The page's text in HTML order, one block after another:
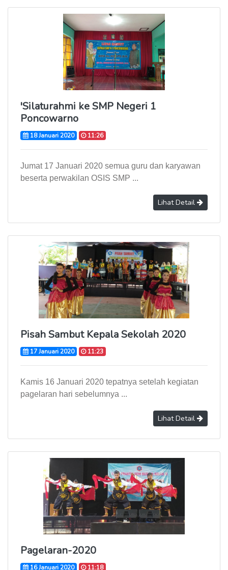
'Silaturahmi ke SMP Negeri 1
Poncowarno
18 Januari 2020 11:26
Jumat 17 Januari 2020 semua guru dan karyawan
beserta perwakilan OSIS SMP ...
Lihat Detail
Pisah Sambut Kepala Sekolah 2020
17 Januari 2020 11:23
Kamis 16 Januari 2020 tepatnya setelah kegiatan
pagelaran hari sebelumnya ...
Lihat Detail
Pagelaran-2020
16 Januari 2020 11:18